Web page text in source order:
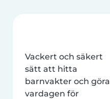
Vackert och säkert
sätt att hitta
barnvakter och göra
vardagen för